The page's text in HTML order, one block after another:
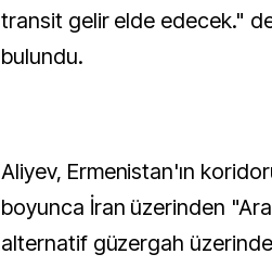
transit gelir elde edecek."
bulundu.
Aliyev, Ermenistan'ın
boyunca İran üzerinden
alternatif güzergah üzerinde